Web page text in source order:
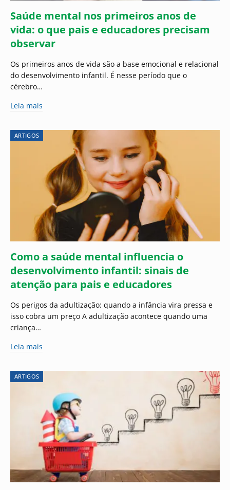
Saúde mental nos primeiros anos de
vida: o que pais e educadores precisam
observar
Os primeiros anos de vida são a base emocional e relacional
do desenvolvimento infantil. É nesse período que o
cérebro…
Leia mais
ARTIGOS
Como a saúde mental influencia o
desenvolvimento infantil: sinais de
atenção para pais e educadores
Os perigos da adultização: quando a infância vira pressa e
isso cobra um preço A adultização acontece quando uma
criança…
Leia mais
ARTIGOS